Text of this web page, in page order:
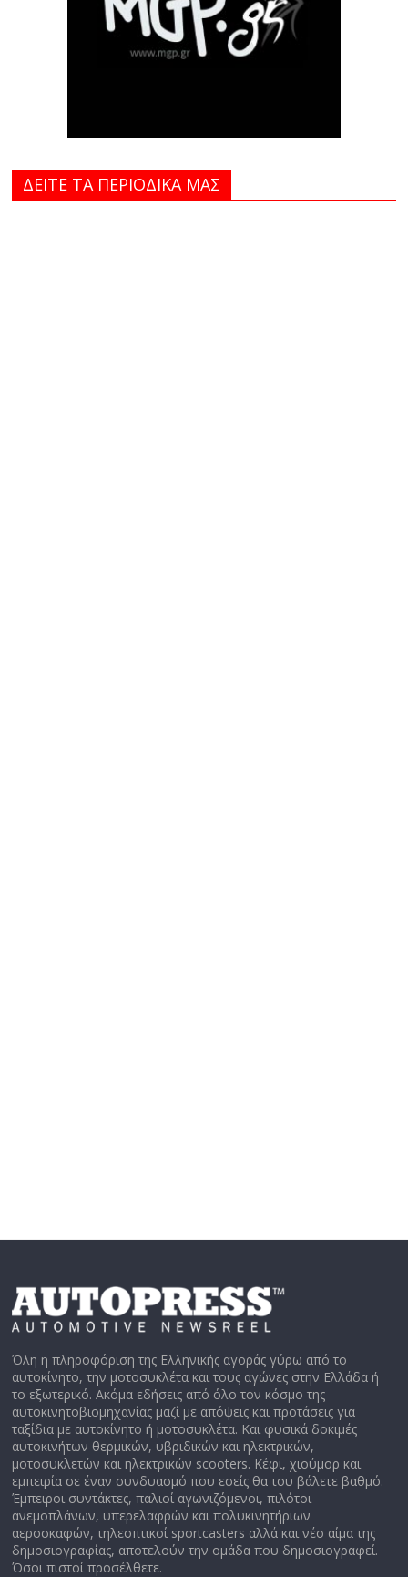
ΔΕΙΤΕ ΤΑ ΠΕΡΙΟΔΙΚΑ MAΣ
Όλη η πληροφόριση της Ελληνικής αγοράς γύρω από το
αυτοκίνητο, την μοτοσυκλέτα και τους αγώνες στην Ελλάδα ή
το εξωτερικό. Ακόμα εδήσεις από όλο τον κόσμο της
αυτοκινητοβιομηχανίας μαζί με απόψεις και προτάσεις για
ταξίδια με αυτοκίνητο ή μοτοσυκλέτα. Και φυσικά δοκιμές
αυτοκινήτων θερμικών, υβριδικών και ηλεκτρικών,
μοτοσυκλετών και ηλεκτρικών scooters. Κέφι, χιούμορ και
εμπειρία σε έναν συνδυασμό που εσείς θα του βάλετε βαθμό.
Έμπειροι συντάκτες, παλιοί αγωνιζόμενοι, πιλότοι
ανεμοπλάνων, υπερελαφρών και πολυκινητήριων
αεροσκαφών, τηλεοπτικοί sportcasters αλλά και νέο αίμα της
δημοσιογραφίας, αποτελούν την ομάδα που δημοσιογραφεί.
Όσοι πιστοί προσέλθετε.